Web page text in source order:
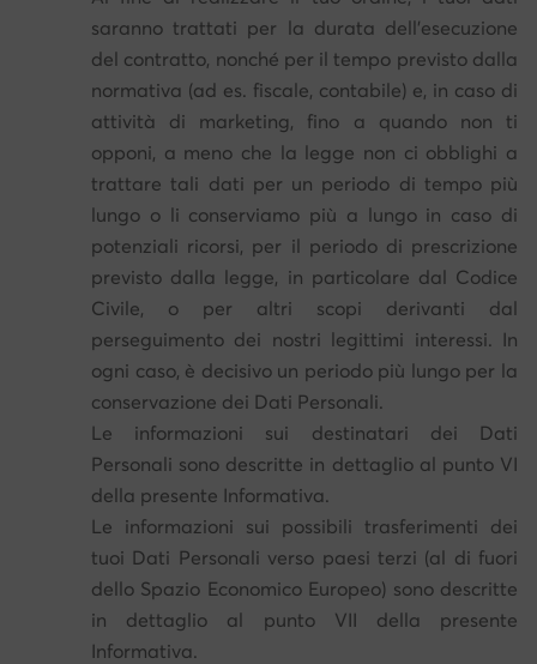
saranno trattati per la durata dell’esecuzione
del contratto, nonché per il tempo previsto dalla
normativa (ad es. fiscale, contabile) e, in caso di
attività di marketing, fino a quando non ti
opponi, a meno che la legge non ci obblighi a
trattare tali dati per un periodo di tempo più
lungo o li conserviamo più a lungo in caso di
potenziali ricorsi, per il periodo di prescrizione
previsto dalla legge, in particolare dal Codice
Civile, o per altri scopi derivanti dal
perseguimento dei nostri legittimi interessi. In
ogni caso, è decisivo un periodo più lungo per la
conservazione dei Dati Personali.
Le informazioni sui destinatari dei Dati
Personali sono descritte in dettaglio al punto VI
della presente Informativa.
Le informazioni sui possibili trasferimenti dei
tuoi Dati Personali verso paesi terzi (al di fuori
dello Spazio Economico Europeo) sono descritte
in dettaglio al punto VII della presente
Informativa.